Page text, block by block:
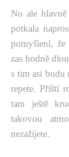
No ale hlavně
potkala
pomyšlení, že
zas hodně
s tim asi budu
repete. Příští
tam ještě
takovou
nezažijete.